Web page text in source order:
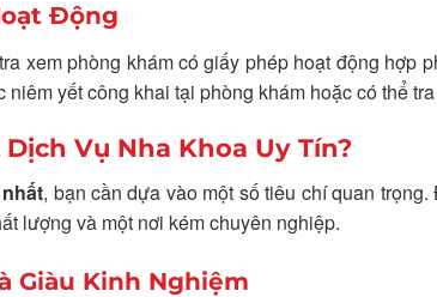
Động
xem phòng khám có giấy phép hoạt động hợp
yết công khai tại phòng khám hoặc có thể
Vụ Nha Khoa Uy Tín?
, bạn cần dựa vào một số tiêu chí quan
lượng và một nơi kém chuyên nghiệp.
Giàu Kinh Nghiệm